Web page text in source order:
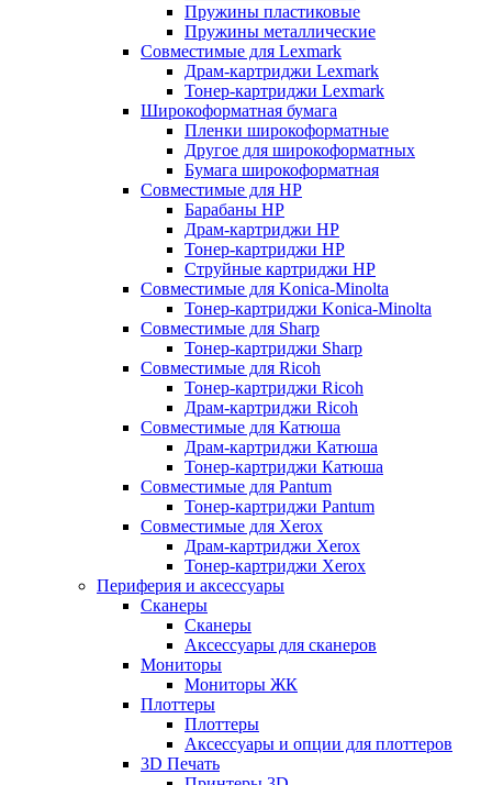
Пружины пластиковые
Пружины металлические
Совместимые для Lexmark
Драм-картриджи Lexmark
Тонер-картриджи Lexmark
Широкоформатная бумага
Пленки широкоформатные
Другое для широкоформатных
Бумага широкоформатная
Совместимые для HP
Барабаны HP
Драм-картриджи HP
Тонер-картриджи HP
Струйные картриджи HP
Совместимые для Konica-Minolta
Тонер-картриджи Konica-Minolta
Совместимые для Sharp
Тонер-картриджи Sharp
Совместимые для Ricoh
Тонер-картриджи Ricoh
Драм-картриджи Ricoh
Совместимые для Катюша
Драм-картриджи Катюша
Тонер-картриджи Катюша
Совместимые для Pantum
Тонер-картриджи Pantum
Совместимые для Xerox
Драм-картриджи Xerox
Тонер-картриджи Xerox
Периферия и аксессуары
Сканеры
Сканеры
Аксессуары для сканеров
Мониторы
Мониторы ЖК
Плоттеры
Плоттеры
Аксессуары и опции для плоттеров
3D Печать